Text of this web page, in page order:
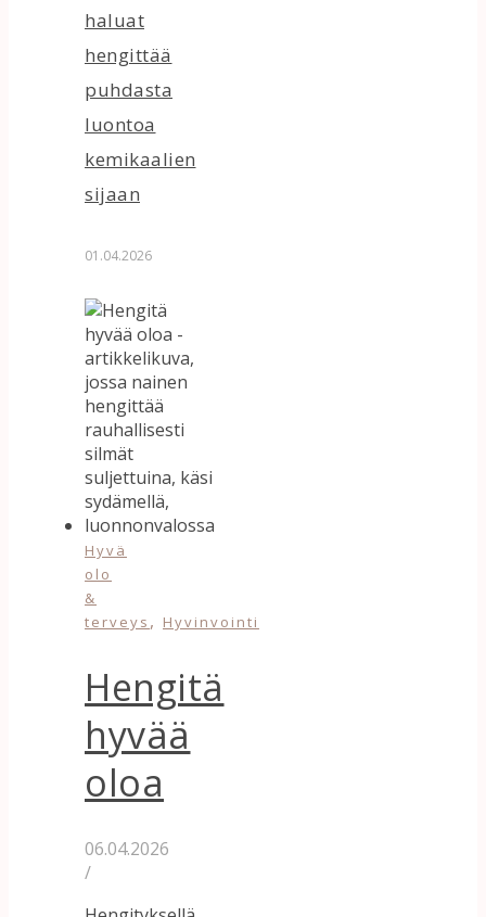
haluat
hengittää
puhdasta
luontoa
kemikaalien
sijaan
01.04.2026
Hyvä
olo
&
terveys , Hyvinvointi
Hengitä
hyvää
oloa
06.04.2026
/